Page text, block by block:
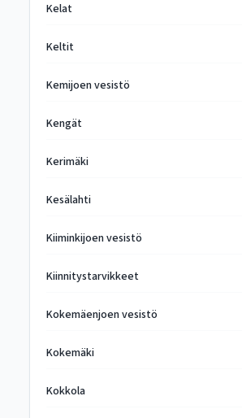
Kelat
Keltit
Kemijoen vesistö
Kengät
Kerimäki
Kesälahti
Kiiminkijoen vesistö
Kiinnitystarvikkeet
Kokemäenjoen vesistö
Kokemäki
Kokkola